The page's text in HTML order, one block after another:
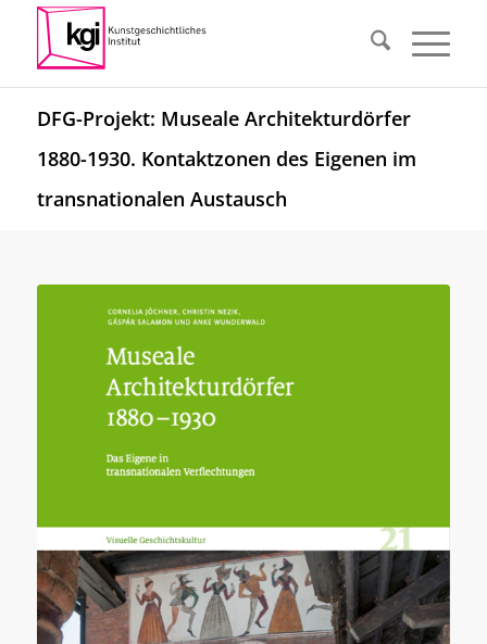
DFG-Projekt: Museale Architekturdörfer
1880-1930. Kontaktzonen des Eigenen im
transnationalen Austausch